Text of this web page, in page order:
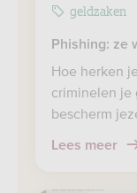
geldzaken
Phishing: ze
Hoe herken
criminelen je
bescherm
Lees meer